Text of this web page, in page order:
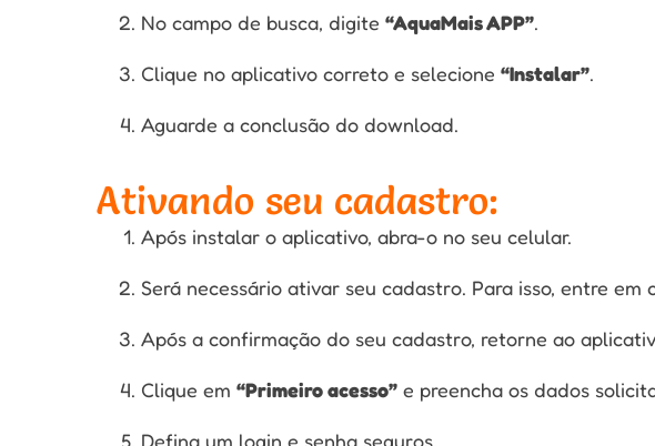
No campo de busca, digite “AquaMais APP”.
Clique no aplicativo correto e selecione “Instalar”.
Aguarde a conclusão do download.
Ativando seu cadastro:
Após instalar o aplicativo, abra-o no seu celular.
Será necessário ativar seu cadastro. Para isso, entre em
Após a confirmação do seu cadastro, retorne ao
Clique em “Primeiro acesso” e preencha os dados
Defina um login e senha seguros.